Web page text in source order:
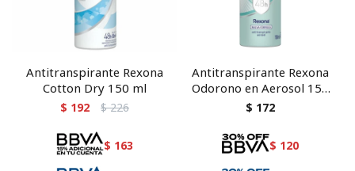
Antitranspirante Rexona
Cotton Dry 150 ml
$ 192 $ 226
$ 163
Antitranspirante Rexona
Odorono en Aerosol 150
ml
$ 172
$ 120